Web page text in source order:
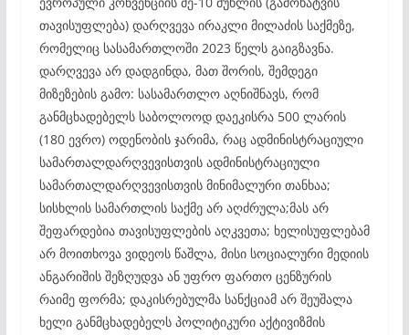
თავისუფლება) დარღვევა ირაკლი მილაძის საქმეზე,
რომელიც სასამართლოში 2023 წელს გაიგზავნა.
დარღვევა არ დადგინდა, მათ შორის, შემდეგი
მიზეზების გამო: სასამართლო აღნიშნავს, რომ
განმცხადებელს საბოლოოდ დაეკისრა 500 ლარის
(180 ევრო) ოდენობის ჯარიმა, რაც ადმინისტრაციული
სამართალდარღვევისთვის ადმინისტრაციული
სამართალდარღვევისთვის მინიმალური თანხაა;
სისხლის სამართლის საქმე არ აღძრულა;მას არ
შეფარდებია თავისუფლების აღკვეთა; ხელისუფლებამ
არ მოითხოვა ვიდეოს წაშლა, მისი სოციალური მედიის
ანგარიშის შეზღუდვა ან უფრო ფართო ცენზურის
რაიმე ფორმა; დაკისრებულმა სანქციამ არ შეუშალა
ხელი განმცხადებელს პოლიტიკური აქტივიზმის